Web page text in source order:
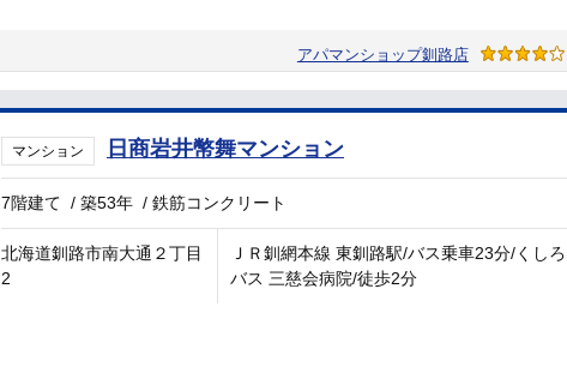
アパマンショップ釧路店
マンション 日商岩井幣舞マンション
7階建て /築53年 /鉄筋コンクリート
北海道釧路市南大通２丁目
2
ＪＲ釧網本線 東釧路駅/バス乗車23分/くしろ
バス 三慈会病院/徒歩2分